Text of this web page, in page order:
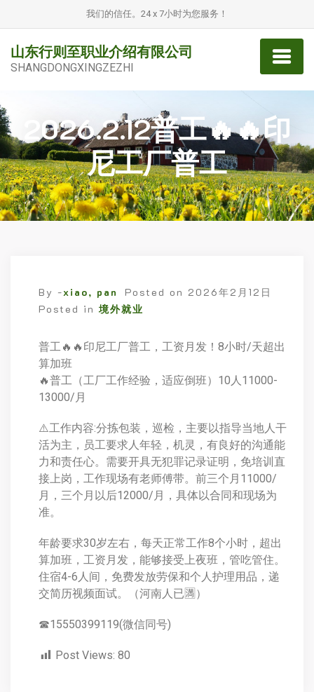
我们的信任。24 x 7小时为您服务！
山东行则至职业介绍有限公司
SHANGDONGXINGZEZHI
2026.2.12普工🔥🔥印
尼工厂普工
By -xiao, pan Posted on 2026年2月12日
Posted in 境外就业
普工🔥🔥印尼工厂普工，工资月发！8小时/天超出
算加班
🔥普工（工厂工作经验，适应倒班）10人11000-
13000/月
⚠️工作内容:分拣包装，巡检，主要以指导当地人干
活为主，员工要求人年轻，机灵，有良好的沟通能
力和责任心。需要开具无犯罪记录证明，免培训直
接上岗，工作现场有老师傅带。前三个月11000/
月，三个月以后12000/月，具体以合同和现场为
准。
年龄要求30岁左右，每天正常工作8个小时，超出
算加班，工资月发，能够接受上夜班，管吃管住。
住宿4-6人间，免费发放劳保和个人护理用品，递
交简历视频面试。（河南人已🈵）
☎15550399119(微信同号)
Post Views: 80